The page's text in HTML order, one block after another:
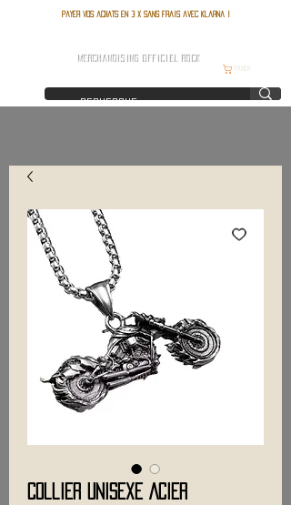
Payer vos achats en 3 x sans frais avec Klarna !
MERCHANDISING OFFICIEL ROCK
Collier Unisexe Acier